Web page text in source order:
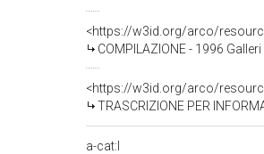
<https://w3id.org/arco/
COMPILAZIONE - 1996 Galleri
<https://w3id.org/arco/
TRASCRIZIONE PER
a-cat:I